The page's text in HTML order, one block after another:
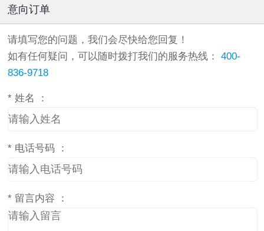
意向订单
请填写您的问题，我们会尽快给您回复！
如有任何疑问，可以随时拨打我们的服务热线： 400-
836-9718
* 姓名 ：
* 电话号码 ：
* 留言内容 ：